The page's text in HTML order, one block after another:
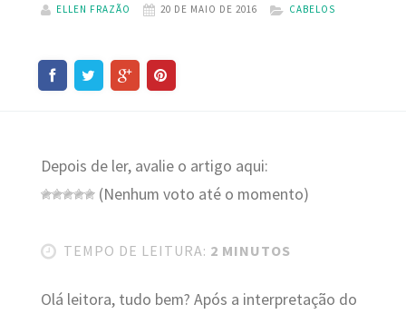
ELLEN FRAZÃO 20 DE MAIO DE 2016 CABELOS
Depois de ler, avalie o artigo aqui:
(Nenhum voto até o momento)
TEMPO DE LEITURA: 2 MINUTOS
Olá leitora, tudo bem? Após a interpretação do